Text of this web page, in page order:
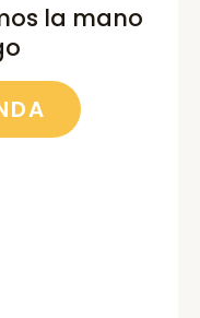
la mano